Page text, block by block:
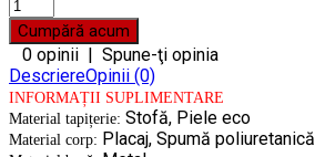
0 opinii | Spune-ţi opinia
DescriereOpinii (0)
INFORMAȚII SUPLIMENTARE
Material tapițerie: Stofă, Piele eco
Material corp: Placaj, Spumă poliuretanică